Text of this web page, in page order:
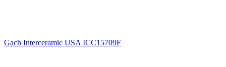
Gạch Interceramic USA ICC15709F